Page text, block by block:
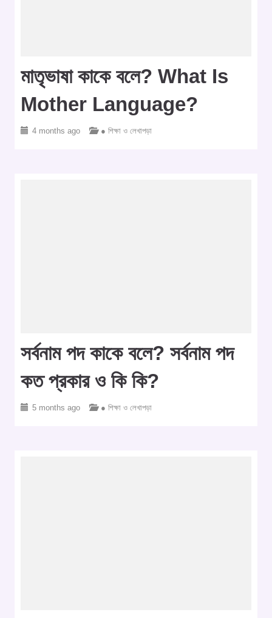
মাতৃভাষা কাকে বলে? What Is
Mother Language?
4 months ago ● শিক্ষা ও লেখাপড়া
সর্বনাম পদ কাকে বলে? সর্বনাম পদ
কত প্রকার ও কি কি?
5 months ago ● শিক্ষা ও লেখাপড়া